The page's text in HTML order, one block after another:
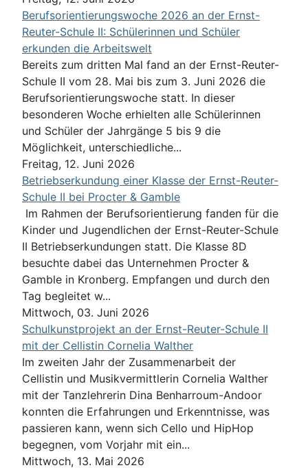
Berufsorientierungswoche 2026 an der Ernst-
Reuter-Schule II: Schülerinnen und Schüler
erkunden die Arbeitswelt
Bereits zum dritten Mal fand an der Ernst-Reuter-
Schule II vom 28. Mai bis zum 3. Juni 2026 die
Berufsorientierungswoche statt. In dieser
besonderen Woche erhielten alle Schülerinnen
und Schüler der Jahrgänge 5 bis 9 die
Möglichkeit, unterschiedliche...
Freitag, 12. Juni 2026
Betriebserkundung einer Klasse der Ernst-Reuter-
Schule II bei Procter & Gamble
Im Rahmen der Berufsorientierung fanden für die
Kinder und Jugendlichen der Ernst-Reuter-Schule
II Betriebserkundungen statt. Die Klasse 8D
besuchte dabei das Unternehmen Procter &
Gamble in Kronberg. Empfangen und durch den
Tag begleitet w...
Mittwoch, 03. Juni 2026
Schulkunstprojekt an der Ernst-Reuter-Schule II
mit der Cellistin Cornelia Walther
Im zweiten Jahr der Zusammenarbeit der
Cellistin und Musikvermittlerin Cornelia Walther
mit der Tanzlehrerin Dina Benharroum-Andoor
konnten die Erfahrungen und Erkenntnisse, was
passieren kann, wenn sich Cello und HipHop
begegnen, vom Vorjahr mit ein...
Mittwoch, 13. Mai 2026